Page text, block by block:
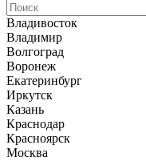
Владивосток
Владимир
Волгоград
Воронеж
Екатеринбург
Иркутск
Казань
Краснодар
Красноярск
Москва